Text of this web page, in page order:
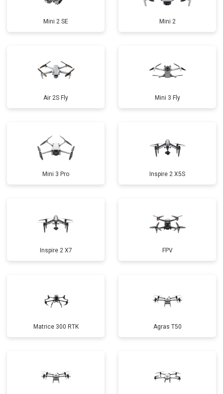
Mini 2 SE Mini 2
Air 2S Fly Mini 3 Fly
Mini 3 Pro Inspire 2 X5S
Inspire 2 X7 FPV
Matrice 300 RTK Agras T50